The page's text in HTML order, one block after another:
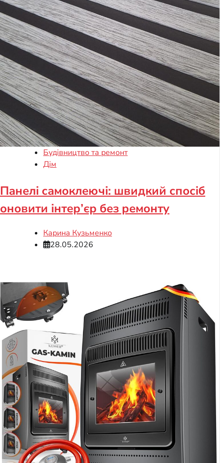
Будівництво та ремонт
Дім
Панелі самоклеючі: швидкий спосіб
оновити інтер’єр без ремонту
Карина Кузьменко
28.05.2026